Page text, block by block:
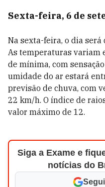
Sexta-feira, 6 de
Na sexta-feira, o dia será
As temperaturas variam
de mínima, com
umidade do ar estará
previsão de chuva, com
22 km/h. O índice de
valor máximo de 12.
Siga a Exame e
notícias do